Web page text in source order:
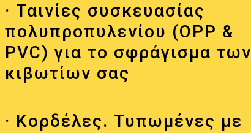
· Ταινίες συσκευασίας
πολυπροπυλενίου (OPP &
PVC) για το σφράγισμα των
κιβωτίων σας
· Κορδέλες. Τυπωμένες με